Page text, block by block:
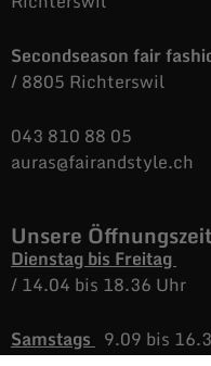
Secondseason fair
/ 8805 Richterswil
043 810 88 05
auras@fairandstyle.ch
Unsere
Dienstag bis Freitag
/14.04 bis 18.36 Uhr
Samstags 9.09 bis